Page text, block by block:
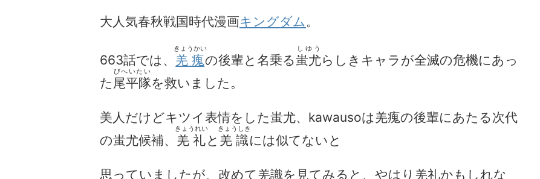
大人気春秋戦国時代漫画キングダム。
663話では、 羌瘣
きょうかい
の後輩と名乗る蚩尤
しゆう
らしきキャラが全滅の危機にあっ
た 尾平隊
びへいたい
を救いました。
美人だけどキツイ表情をした蚩尤、kawausoは羌瘣の後輩にあたる次代
の蚩尤候補、 羌礼
きょうれい
と 羌識
きょうしき
には似てないと
思っていましたが、改めて羌識を見てみると、やはり羌礼かもしれな